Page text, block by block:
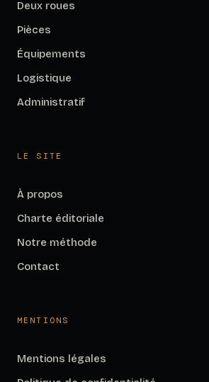
Deux roues
Pièces
Équipements
Logistique
Administratif
LE SITE
À propos
Charte éditoriale
Notre méthode
Contact
MENTIONS
Mentions légales